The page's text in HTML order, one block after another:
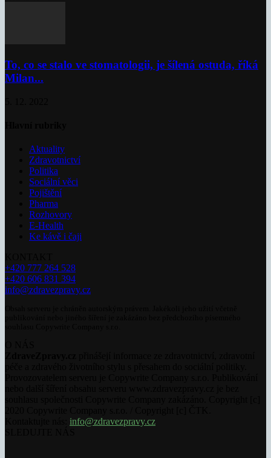
To, co se stalo ve stomatologii, je šílená ostuda, říká
Milan...
Aktuality
Zdravotnictví
Politika
Sociální věci
Pojištění
Pharma
Rozhovory
E-Health
Ke kávě i čaji
+420 777 264 528
+420 606 831 394
info@zdravezpravy.cz
info@zdravezpravy.cz